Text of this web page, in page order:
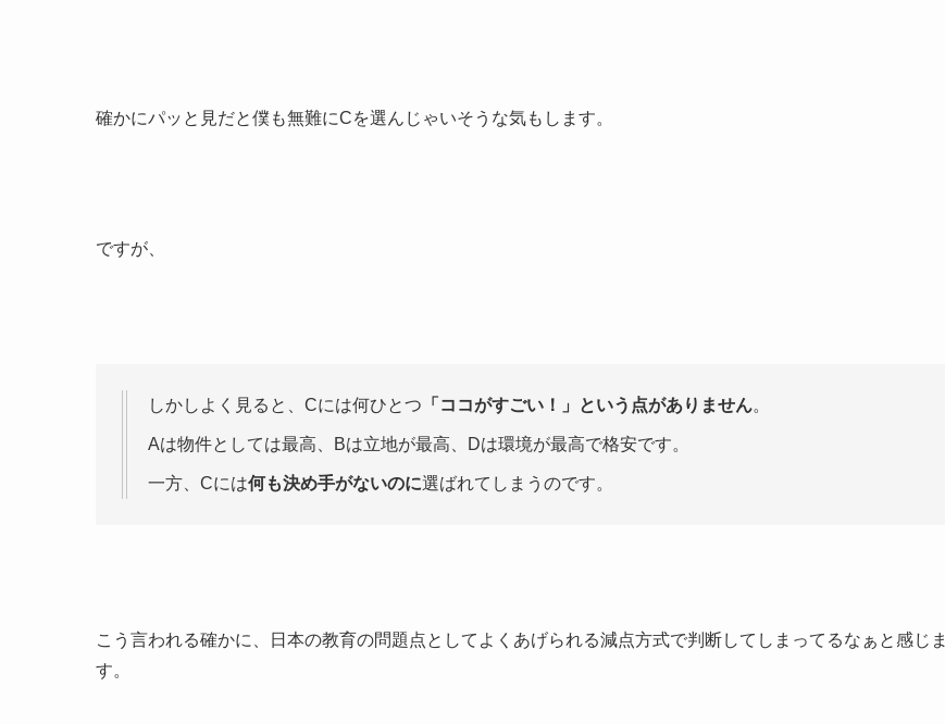
確かにパッと見だと僕も無難にCを選んじゃいそうな気もします。
ですが、
しかしよく見ると、Cには何ひとつ 「ココがすごい！」という点がありません。
Aは物件としては最高、Bは立地が最高、Dは環境が最高で格安です。
一方、Cには何も決め手がないのに選ばれてしまうのです。
こう言われる確かに、日本の教育の問題点としてよくあげられる減点方式で判断してしまってるなぁと感じま
す。